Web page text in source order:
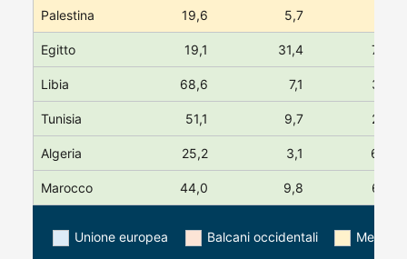
Unione europea Balcani occidentali Medio
Palestina 19,6 5,7
Egitto 19,1 31,4 75,6
Libia 68,6 7,1 34,7
Tunisia 51,1 9,7 24,8
Algeria 25,2 3,1 60,4
Marocco 44,0 9,8 62,0